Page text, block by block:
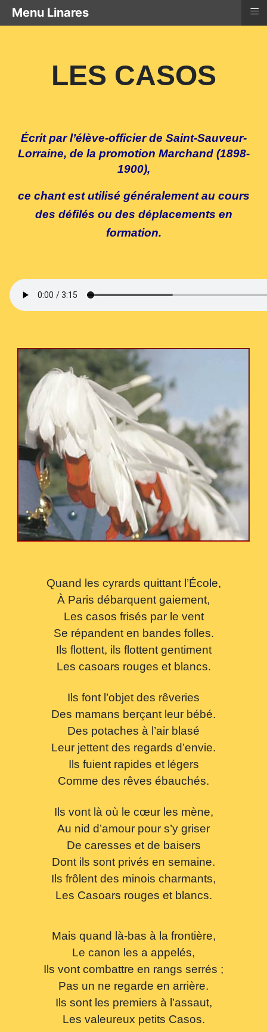
Menu Linares ≡
LES CASOS
Écrit par l’élève-officier de Saint-Sauveur-
Lorraine, de la promotion Marchand (1898-
1900),
ce chant est utilisé généralement au cours
des défilés ou des déplacements en
formation.
Quand les cyrards quittant l’École,
À Paris débarquent gaiement,
Les casos frisés par le vent
Se répandent en bandes folles.
Ils flottent, ils flottent gentiment
Les casoars rouges et blancs.
Ils font l’objet des rêveries
Des mamans berçant leur bébé.
Des potaches à l’air blasé
Leur jettent des regards d’envie.
Ils fuient rapides et légers
Comme des rêves ébauchés.
Ils vont là où le cœur les mène,
Au nid d’amour pour s’y griser
De caresses et de baisers
Dont ils sont privés en semaine.
Ils frôlent des minois charmants,
Les Casoars rouges et blancs.
Mais quand là-bas à la frontière,
Le canon les a appelés,
Ils vont combattre en rangs serrés ;
Pas un ne regarde en arrière.
Ils sont les premiers à l’assaut,
Les valeureux petits Casos.